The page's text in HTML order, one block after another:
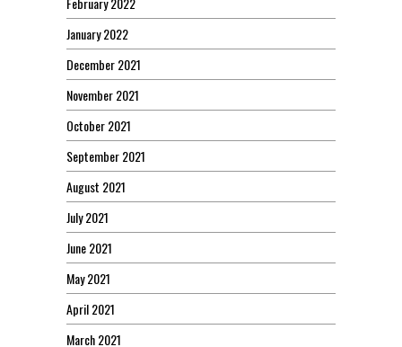
January 2022
December 2021
November 2021
October 2021
September 2021
August 2021
July 2021
June 2021
May 2021
April 2021
March 2021